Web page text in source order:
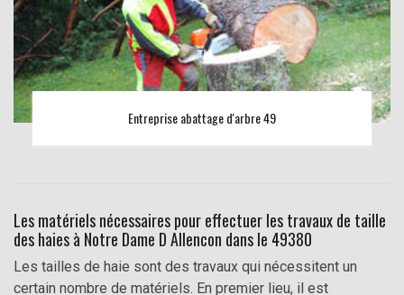
Entreprise abattage d'arbre 49
Les matériels nécessaires pour effectuer les travaux de taille
des haies à Notre Dame D Allencon dans le 49380
Les tailles de haie sont des travaux qui nécessitent un
certain nombre de matériels. En premier lieu, il est